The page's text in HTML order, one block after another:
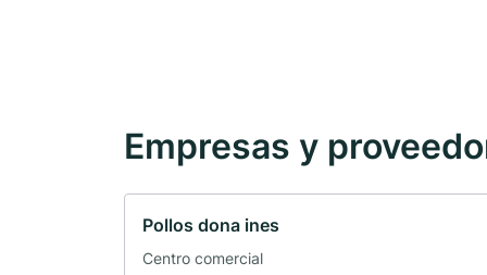
Empresas y
Pollos dona ines
Centro comercial